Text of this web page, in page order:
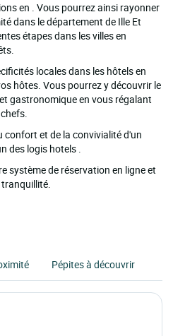
en . Vous pourrez ainsi rayonner
dans le département de Ille Et
étapes dans les villes en
locales dans les hôtels en
hôtes. Vous pourrez y découvrir le
gastronomique en vous régalant
confort et de la convivialité d'un
des logis hotels .
système de réservation en ligne et
Pépites à découvrir